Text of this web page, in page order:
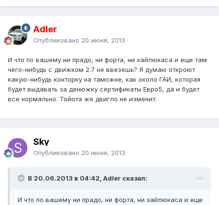
Adler
Опубликовано 20 июня, 2013
И что по вашему ни прадо, ни форта, ни хайлюкаса и еще там
чего-нибудь с движком 2.7 не ввезешь? Я думаю откроют
какую-нибудь конторку на таможне, как около ГАИ, которая
будет выдавать за денюжку сертификаты Евро5, да и будет
все нормально. Тойота же двигло не изменит.
Sky
Опубликовано 20 июня, 2013
В 20.06.2013 в 04:42, Adler сказал:
И что по вашему ни прадо, ни форта, ни хайлюкаса и еще